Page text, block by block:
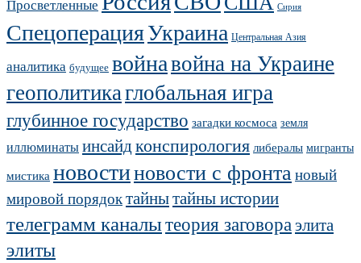
Просветленные Сирия
СпецоперацияУкраина Центральная Азия
аналитика будущее войнавойна на Украине
геополитикаглобальная игра
глубинное государство загадки космоса земля
иллюминатыинсайдконспирология либералы мигранты
мистика новостиновости с фронтановый
мировой порядоктайнытайны истории
телеграмм каналытеория заговораэлита
элиты